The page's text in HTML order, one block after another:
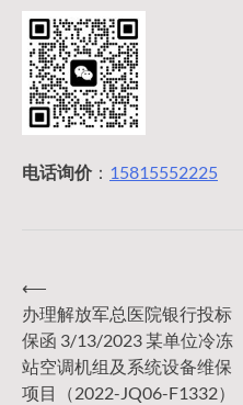
电话询价： 15815552225
文
章
⟵
办理解放军总医院银行投标
保函 3/13/2023 某单位冷冻
站空调机组及系统设备维保
项目（2022-JQ06-F1332）